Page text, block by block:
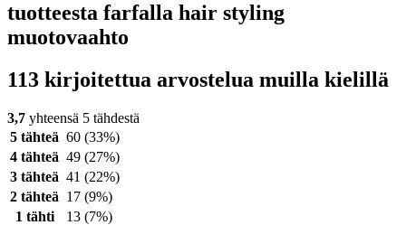
tuotteesta farfalla hair styling
muotovaahto
113 kirjoitettua arvostelua muilla kielillä
3,7 yhteensä 5 tähdestä
5 tähteä 60 (33%)
4 tähteä 49 (27%)
3 tähteä 41 (22%)
2 tähteä 17 (9%)
1 tähti
13 (7%)